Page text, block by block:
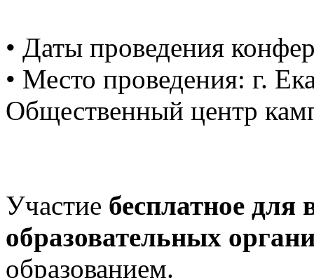
• Даты проведения
• Место проведения: г.
Общественный центр
Участие бесплатное для
образовательных
образованием.